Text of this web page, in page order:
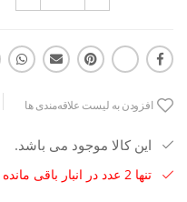
افزودن به لیست علاقه‌مندی ها
این کالا موجود می باشد.
تنها 2 عدد در انبار باقی مانده